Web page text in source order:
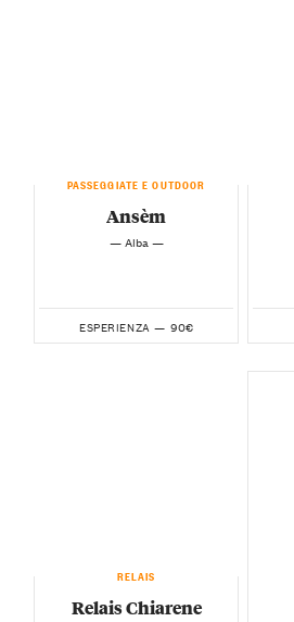
PASSEGGIATE E OUTDOOR
Ansèm
— Alba —
ESPERIENZA — 90€
RELAIS
Relais Chiarene